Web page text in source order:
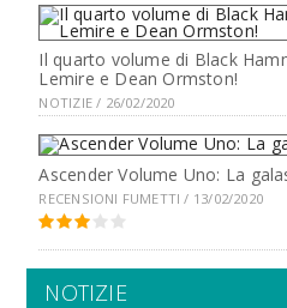
Il quarto volume di Black
Lemire e Dean Ormston!
NOTIZIE / 26/02/2020
Ascender Volume Uno: La
RECENSIONI FUMETTI / 13/02/2020
NOTIZIE